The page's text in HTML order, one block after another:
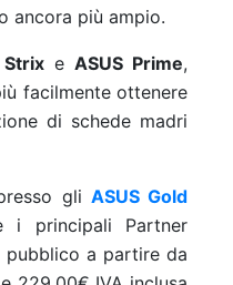
ancora più ampio.
e ASUS Prime,
facilmente ottenere
di schede madri
gli ASUS Gold
i principali Partner
a partire da